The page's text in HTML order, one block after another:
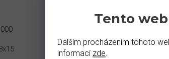
Tento
Dalším procházením tohoto
informací zde.